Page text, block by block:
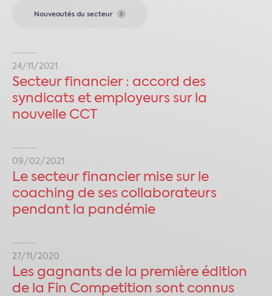
Nouveautés du secteur
24/11/2021
Secteur financier : accord des
syndicats et employeurs sur la
nouvelle CCT
09/02/2021
Le secteur financier mise sur le
coaching de ses collaborateurs
pendant la pandémie
27/11/2020
Les gagnants de la première édition
de la Fin Competition sont connus